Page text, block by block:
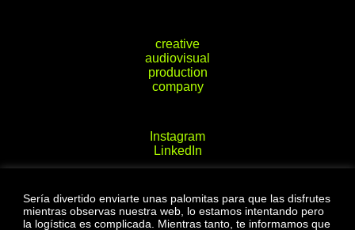
Sería divertido enviarte unas palomitas para que las disfrutes
mientras observas nuestra web, lo estamos intentando pero
la logística es complicada. Mientras tanto, te informamos que
creative audiovisual production company
Instagram
LinkedIn
Passeig del Compte d'Ègara 4, 1r 2a.
Terrassa (08221)